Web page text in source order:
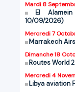
Mardi 8
El
10/09/2026)
Mercredi 7
Marrakech
Dimanche 18
Routes World
Mercredi 4
Libya aviation